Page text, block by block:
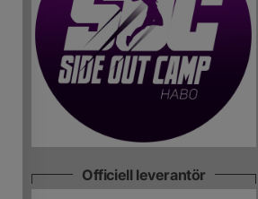
Officiell leverantör